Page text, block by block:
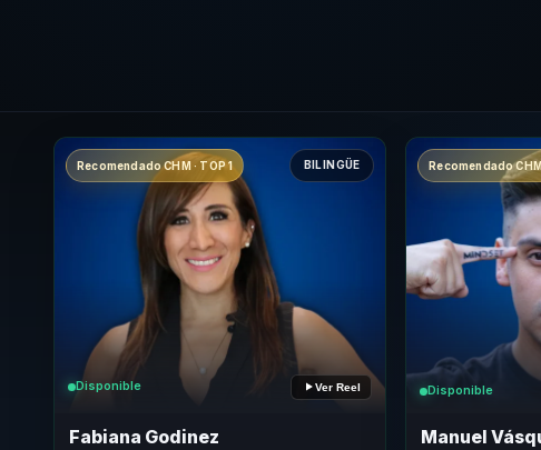
Recomendado CHM · TOP 1 BILINGÜE
Disponible Ver Reel
Fabiana Godinez
Recomendado
Disponible
Manuel